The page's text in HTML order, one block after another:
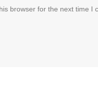
browser for the next time I